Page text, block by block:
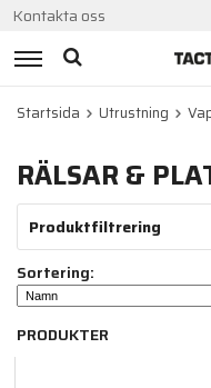
Kontakta oss
Startsida Utrustning
RÄLSAR &
Produktfiltrering
Sortering:
PRODUKTER